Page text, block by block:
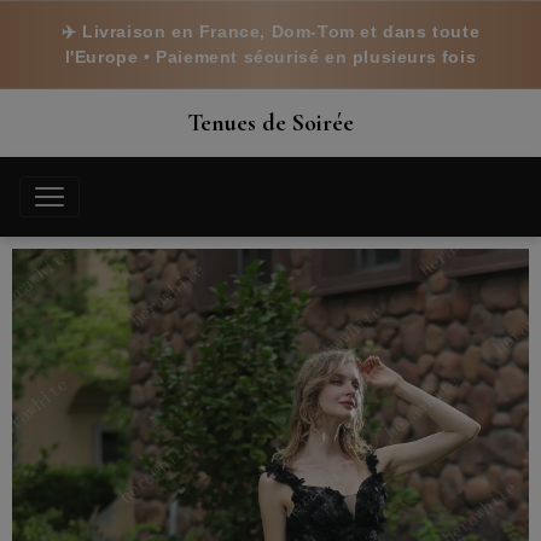
✈️ Livraison en France, Dom-Tom et dans toute
l'Europe • Paiement sécurisé en plusieurs fois
Tenues de Soirée